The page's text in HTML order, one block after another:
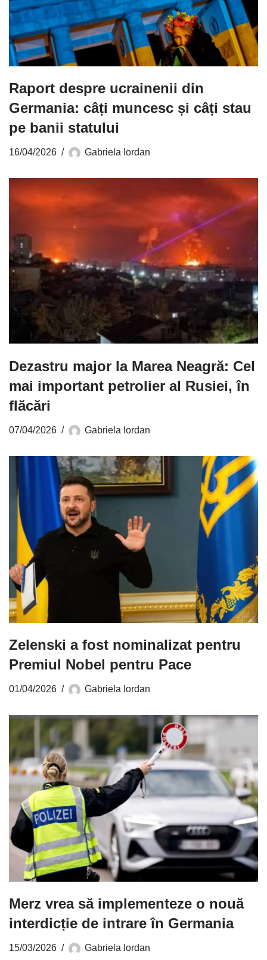
Raport despre ucrainenii din
Germania: câți muncesc și câți stau
pe banii statului
16/04/2026 Gabriela Iordan
Dezastru major la Marea Neagră: Cel
mai important petrolier al Rusiei, în
flăcări
07/04/2026 Gabriela Iordan
Zelenski a fost nominalizat pentru
Premiul Nobel pentru Pace
01/04/2026 Gabriela Iordan
Merz vrea să implementeze o nouă
interdicție de intrare în Germania
15/03/2026 Gabriela Iordan